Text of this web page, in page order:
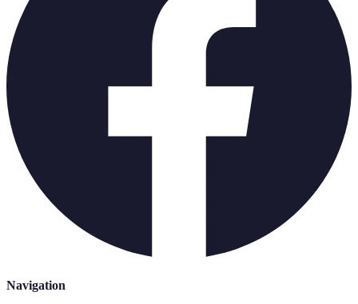
Navigation